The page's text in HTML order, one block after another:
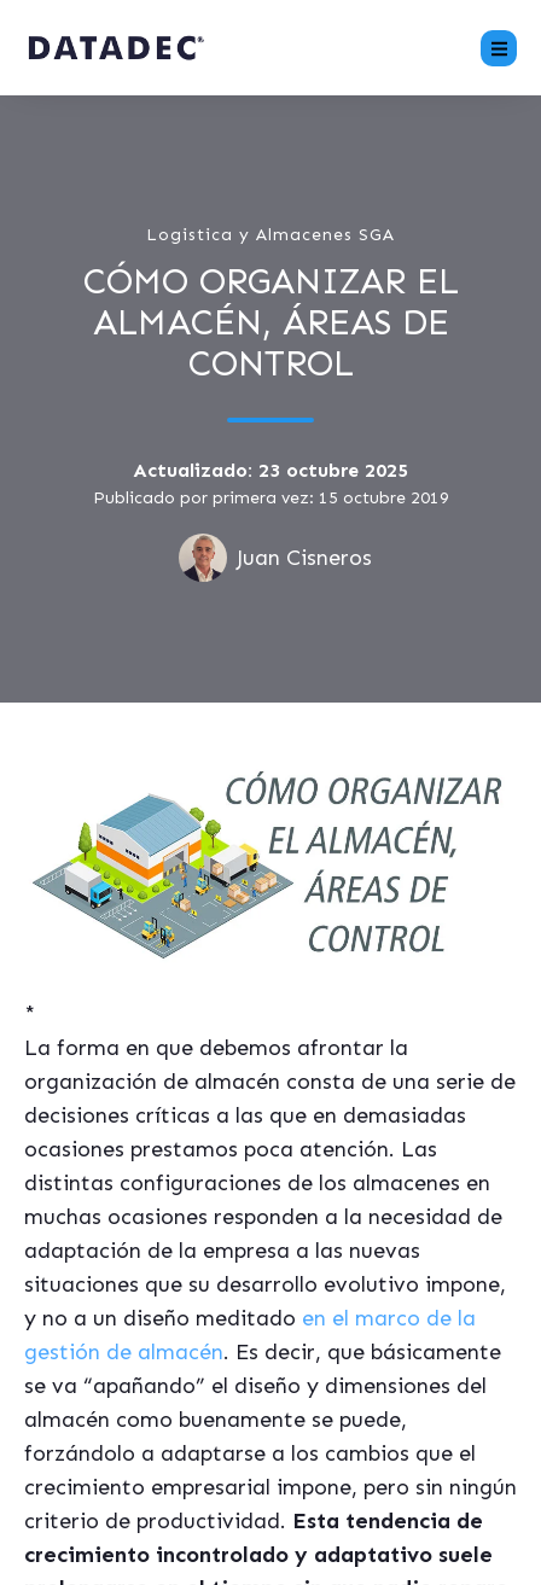
Logistica y Almacenes SGA
CÓMO ORGANIZAR EL
ALMACÉN, ÁREAS DE
CONTROL
Actualizado: 23 octubre 2025
Publicado por primera vez: 15 octubre 2019
Juan Cisneros
*
La forma en que debemos afrontar la
organización de almacén consta de una serie de
decisiones críticas a las que en demasiadas
ocasiones prestamos poca atención. Las
distintas configuraciones de los almacenes en
muchas ocasiones responden a la necesidad de
adaptación de la empresa a las nuevas
situaciones que su desarrollo evolutivo impone,
y no a un diseño meditado en el marco de la
gestión de almacén. Es decir, que básicamente
se va “apañando” el diseño y dimensiones del
almacén como buenamente se puede,
forzándolo a adaptarse a los cambios que el
crecimiento empresarial impone, pero sin ningún
criterio de productividad. Esta tendencia de
crecimiento incontrolado y adaptativo suele